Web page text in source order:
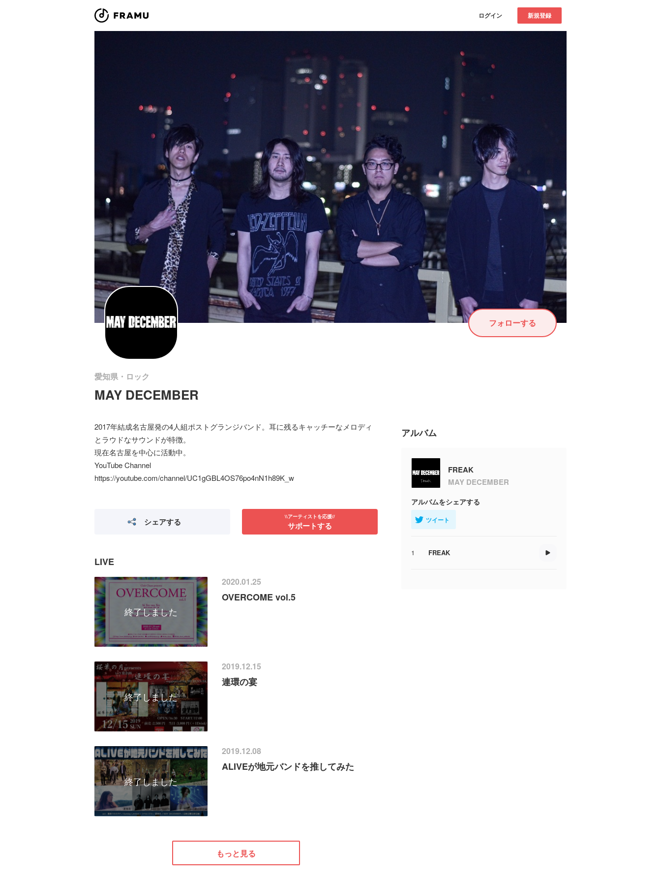
ログイン 新規登録
フォローする
愛知県・ロック
MAY DECEMBER
2017年結成名古屋発の4人組ポストグランジバンド。耳に残るキャッチーなメロディ
とラウドなサウンドが特徴。
現在名古屋を中心に活動中。
YouTube Channel
https://youtube.com/channel/UC1gGBL4OS76po4nN1h89K_w
シェアする \\アーティストを応援//
サポートする
LIVE
終了しました
2020.01.25
OVERCOME vol.5
終了しました
2019.12.15
連環の宴
終了しました
2019.12.08
ALIVEが地元バンドを推してみた
もっと見る
アルバム
FREAK
MAY DECEMBER
アルバムをシェアする
ツイート
1 FREAK